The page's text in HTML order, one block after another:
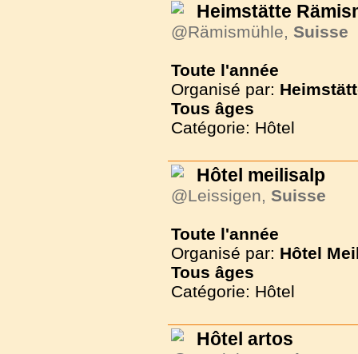
Heimstätte
@Rämismühle, Suisse
Toute l'année
Organisé par:
Tous âges
Catégorie: Hôtel
Hôtel meilisalp
@Leissigen, Suisse
Toute l'année
Organisé par: Hôtel
Tous âges
Catégorie: Hôtel
Hôtel artos